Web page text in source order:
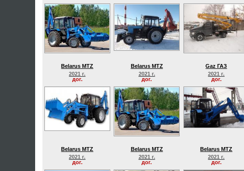
Belarus MTZ
2021 г.
дог.
Belarus MTZ
2021 г.
дог.
Gaz ГАЗ
2021 г.
дог.
Belarus MTZ
2021 г.
дог.
Belarus MTZ
2021 г.
дог.
Belarus MTZ
2021 г.
дог.